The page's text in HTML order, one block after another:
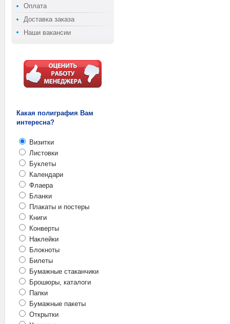
Оплата
Доставка заказа
Наши вакансии
Какая полиграфия Вам
интересна?
Визитки
Листовки
Буклеты
Календари
Флаера
Бланки
Плакаты и постеры
Книги
Конверты
Наклейки
Блокноты
Билеты
Бумажные стаканчики
Брошюры, каталоги
Папки
Бумажные пакеты
Открытки